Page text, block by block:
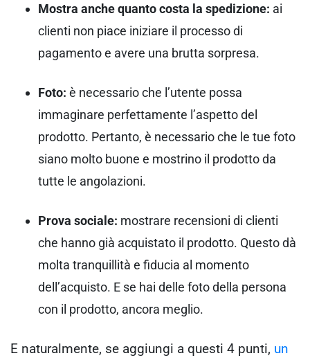
Mostra anche quanto costa la spedizione: ai
clienti non piace iniziare il processo di
pagamento e avere una brutta sorpresa.
Foto: è necessario che l’utente possa
immaginare perfettamente l’aspetto del
prodotto. Pertanto, è necessario che le tue foto
siano molto buone e mostrino il prodotto da
tutte le angolazioni.
Prova sociale: mostrare recensioni di clienti
che hanno già acquistato il prodotto. Questo dà
molta tranquillità e fiducia al momento
dell’acquisto. E se hai delle foto della persona
con il prodotto, ancora meglio.
E naturalmente, se aggiungi a questi 4 punti, un